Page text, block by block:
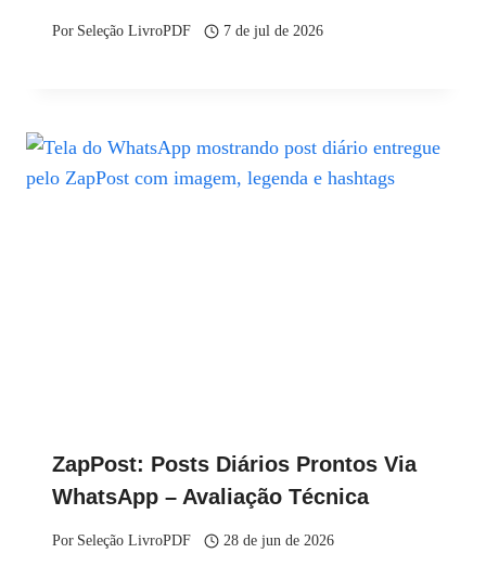
Por Seleção LivroPDF 7 de jul de 2026
ZapPost: Posts Diários Prontos Via
WhatsApp – Avaliação Técnica
Por Seleção LivroPDF 28 de jun de 2026